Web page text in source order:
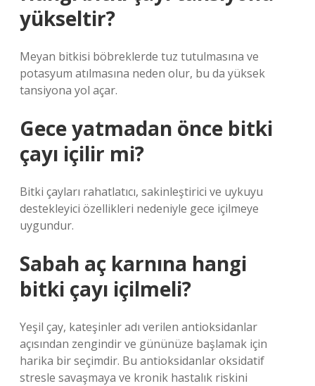
yükseltir?
Meyan bitkisi böbreklerde tuz tutulmasına ve
potasyum atılmasına neden olur, bu da yüksek
tansiyona yol açar.
Gece yatmadan önce bitki
çayı içilir mi?
Bitki çayları rahatlatıcı, sakinleştirici ve uykuyu
destekleyici özellikleri nedeniyle gece içilmeye
uygundur.
Sabah aç karnına hangi
bitki çayı içilmeli?
Yeşil çay, kateşinler adı verilen antioksidanlar
açısından zengindir ve gününüze başlamak için
harika bir seçimdir. Bu antioksidanlar oksidatif
stresle savaşmaya ve kronik hastalık riskini